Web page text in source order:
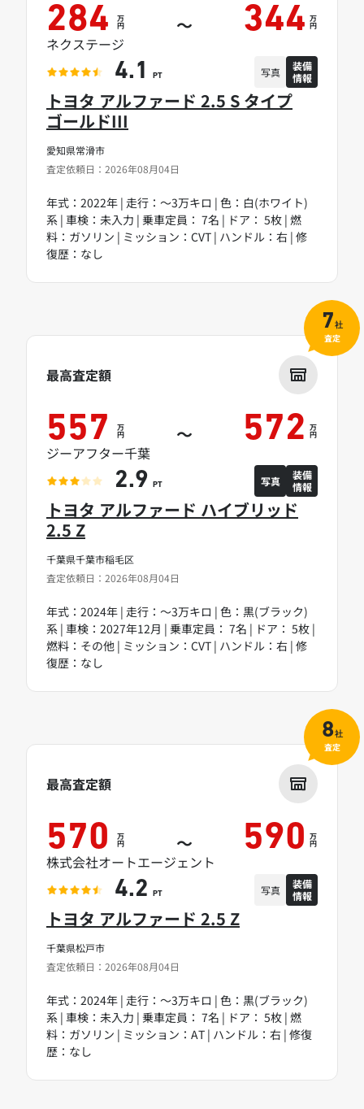
愛知県常滑市
査定依頼日：2026年08月04日
トヨタ アルファード 2.5 S タイプ
ゴールドIII
年式：2022年 | 走行：～3万キロ | 色：白(ホワイト)
系 | 車検：未入力 | 乗車定員： 7名 | ドア： 5枚 | 燃
料：ガソリン | ミッション：CVT | ハンドル：右 | 修
復歴：なし
284 万
円 ～ 344 万
円
ネクステージ
4.1 PT 写真
装備
情報
千葉県千葉市稲毛区
査定依頼日：2026年08月04日
トヨタ アルファード ハイブリッド
2.5 Z
年式：2024年 | 走行：～3万キロ | 色：黒(ブラック)
系 | 車検：2027年12月 | 乗車定員： 7名 | ドア： 5枚 |
燃料：その他 | ミッション：CVT | ハンドル：右 | 修
復歴：なし
最高査定額
557 万
円 ～ 572 万
円
ジーアフター千葉
2.9 PT 写真
装備
情報
7社
査定
千葉県松戸市
査定依頼日：2026年08月04日
トヨタ アルファード 2.5 Z
年式：2024年 | 走行：～3万キロ | 色：黒(ブラック)
系 | 車検：未入力 | 乗車定員： 7名 | ドア： 5枚 | 燃
料：ガソリン | ミッション：AT | ハンドル：右 | 修復
歴：なし
最高査定額
570 万
円 ～ 590 万
円
株式会社オートエージェント
4.2 PT 写真
装備
情報
8社
査定